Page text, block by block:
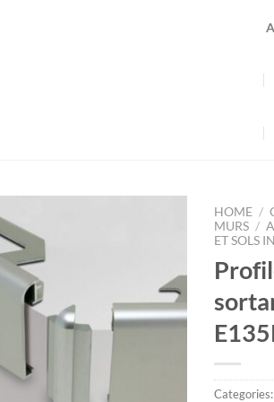
HOME /
MURS /
ET SOLS
Categories: